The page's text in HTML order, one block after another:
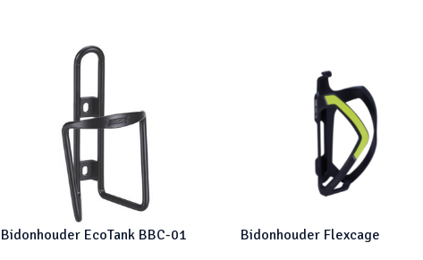
Bidonhouder EcoTank BBC-01 Bidonhouder Flexcage